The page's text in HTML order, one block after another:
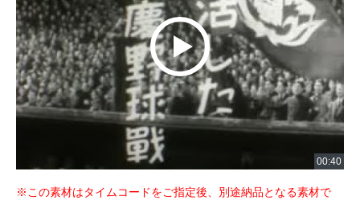
※この素材はタイムコードをご指定後、別途納品となる素材で